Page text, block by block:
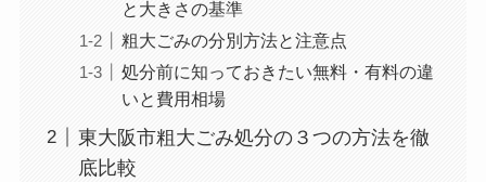
と大きさの基準
粗大ごみの分別方法と注意点
処分前に知っておきたい無料・有料の違
いと費用相場
東大阪市粗大ごみ処分の３つの方法を徹
底比較